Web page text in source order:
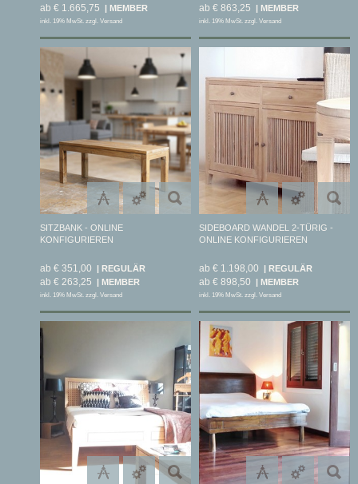
ab € 1.665,75
inkl. 19% MwSt. zzgl. Versand
ab € 863,25
inkl. 19% MwSt. zzgl. Versand
SITZBANK - ONLINE
KONFIGURIEREN
ab € 351,00
ab € 263,25
inkl. 19% MwSt. zzgl. Versand
SIDEBOARD WANDEL 2-TÜRIG -
ONLINE KONFIGURIEREN
ab € 1.198,00
ab € 898,50
inkl. 19% MwSt. zzgl. Versand